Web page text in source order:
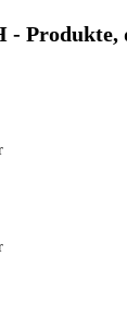
Produkte,